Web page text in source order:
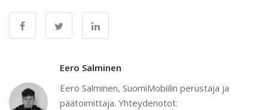
Eero Salminen
Eero Salminen, SuomiMobiilin perustaja ja
päätoimittaja. Yhteydenotot: